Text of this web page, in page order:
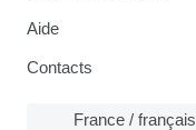
Aide
Contacts
France / français